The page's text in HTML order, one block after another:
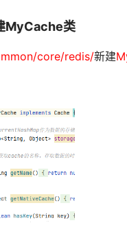
MyCache类
core/redis/新建